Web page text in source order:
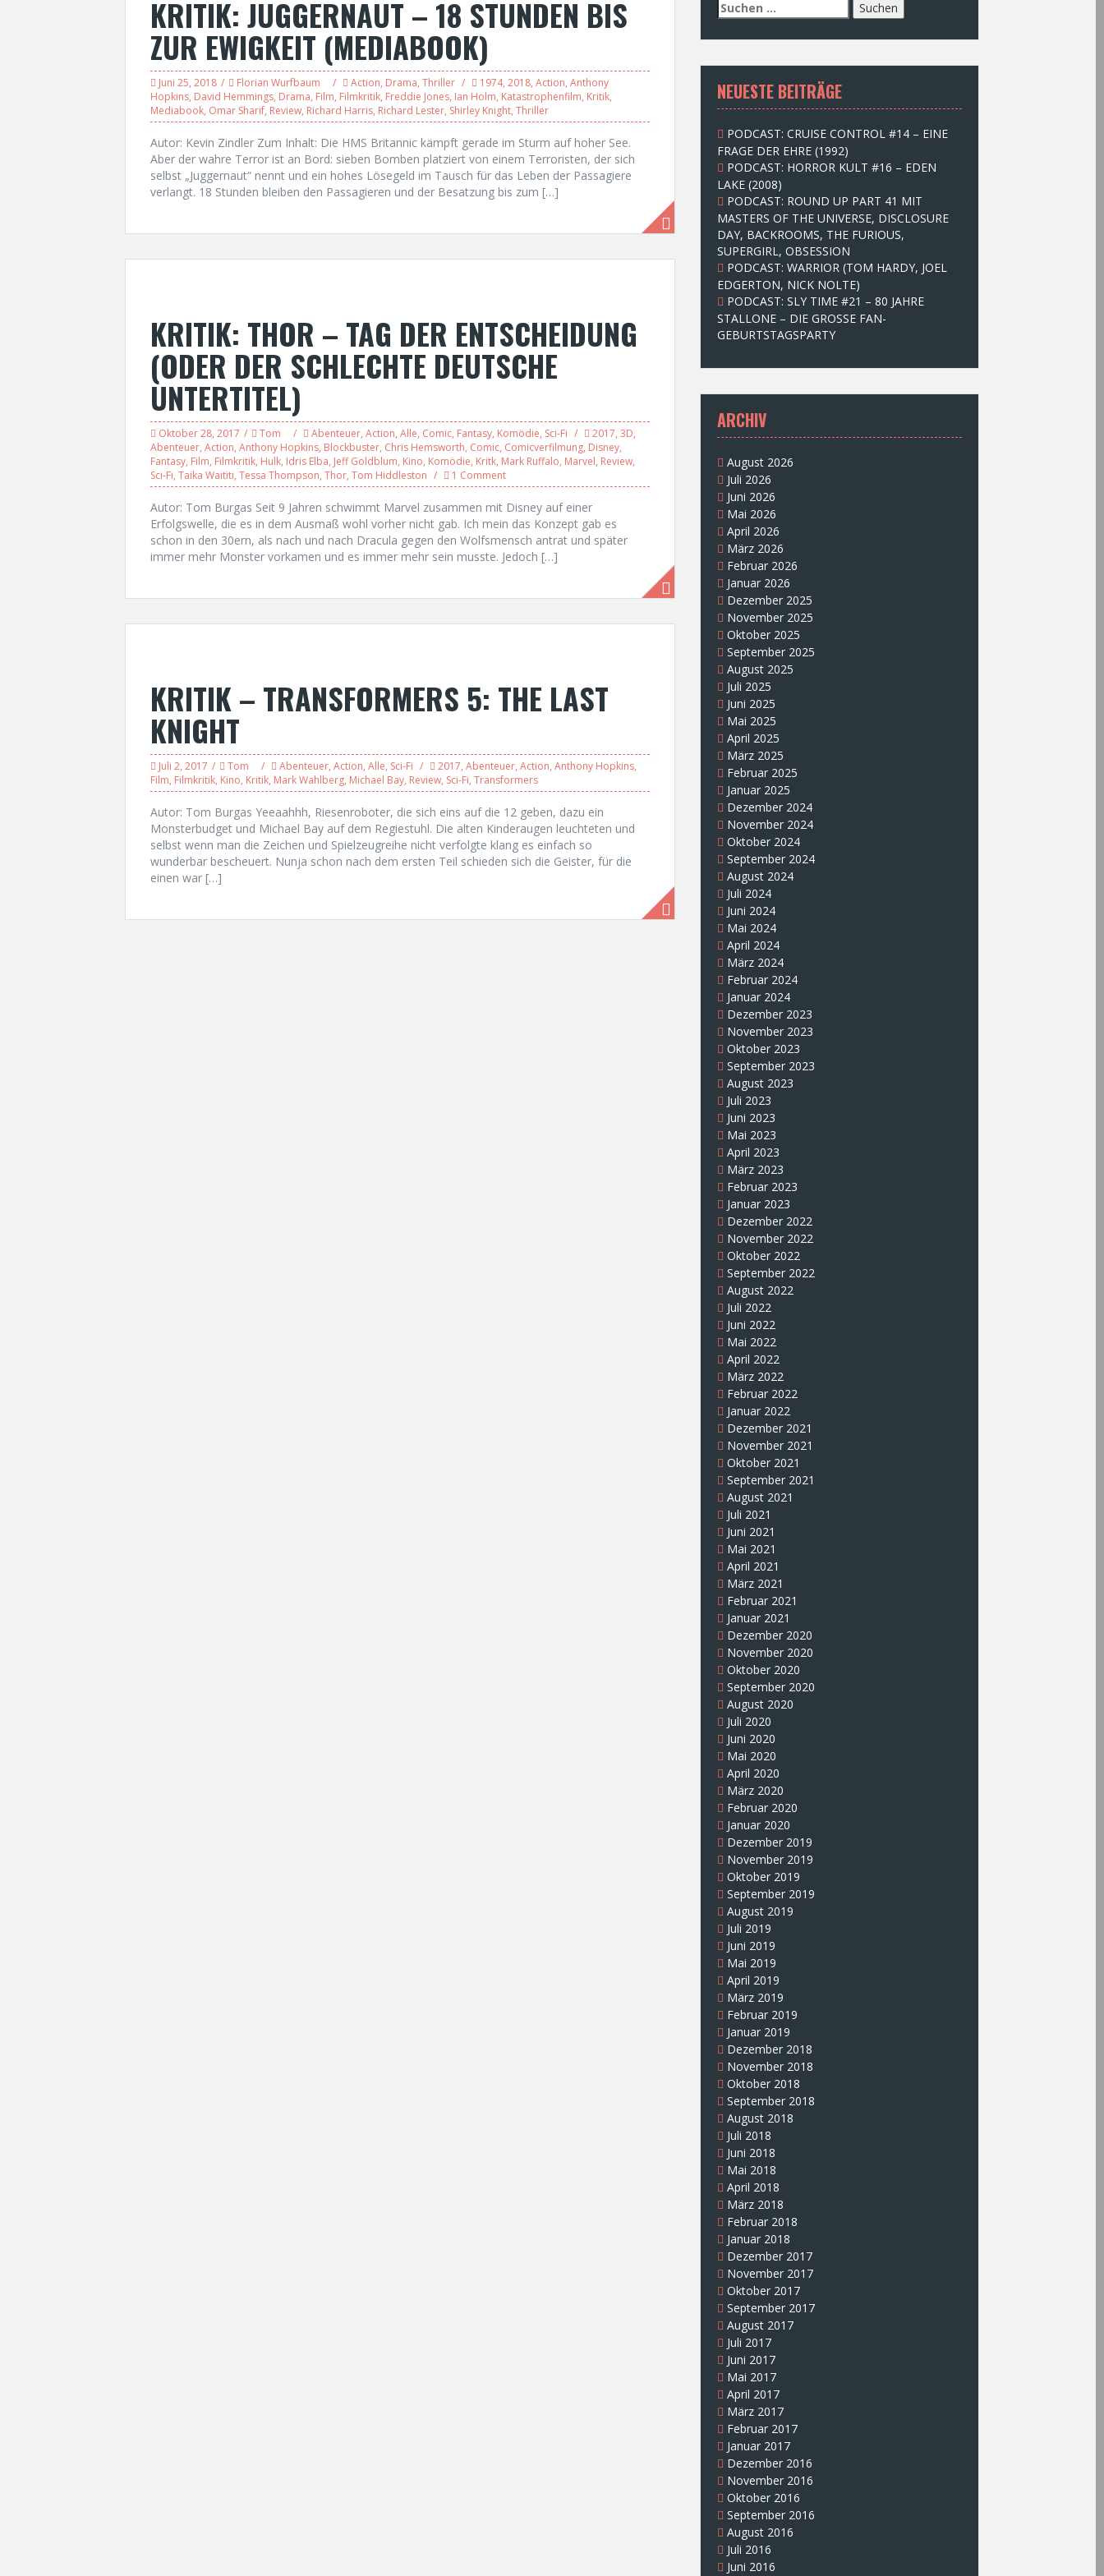
KRITIK: JUGGERNAUT – 18 STUNDEN BIS
ZUR EWIGKEIT (MEDIABOOK)
Juni 25, 2018 Florian Wurfbaum Action, Drama, Thriller 1974, 2018, Action, Anthony
Hopkins, David Hemmings, Drama, Film, Filmkritik, Freddie Jones, Ian Holm, Katastrophenfilm, Kritik,
Mediabook, Omar Sharif, Review, Richard Harris, Richard Lester, Shirley Knight, Thriller
Autor: Kevin Zindler Zum Inhalt: Die HMS Britannic kämpft gerade im Sturm auf hoher See.
Aber der wahre Terror ist an Bord: sieben Bomben platziert von einem Terroristen, der sich
selbst „Juggernaut“ nennt und ein hohes Lösegeld im Tausch für das Leben der Passagiere
verlangt. 18 Stunden bleiben den Passagieren und der Besatzung bis zum […]
KRITIK: THOR – TAG DER ENTSCHEIDUNG
(ODER DER SCHLECHTE DEUTSCHE
UNTERTITEL)
Oktober 28, 2017 Tom Abenteuer, Action, Alle, Comic, Fantasy, Komödie, Sci-Fi 2017, 3D,
Abenteuer, Action, Anthony Hopkins, Blockbuster, Chris Hemsworth, Comic, Comicverfilmung, Disney,
Fantasy, Film, Filmkritik, Hulk, Idris Elba, Jeff Goldblum, Kino, Komödie, Kritk, Mark Ruffalo, Marvel, Review,
Sci-Fi, Taika Waititi, Tessa Thompson, Thor, Tom Hiddleston 1 Comment
Autor: Tom Burgas Seit 9 Jahren schwimmt Marvel zusammen mit Disney auf einer
Erfolgswelle, die es in dem Ausmaß wohl vorher nicht gab. Ich mein das Konzept gab es
schon in den 30ern, als nach und nach Dracula gegen den Wolfsmensch antrat und später
immer mehr Monster vorkamen und es immer mehr sein musste. Jedoch […]
KRITIK – TRANSFORMERS 5: THE LAST
KNIGHT
Juli 2, 2017 Tom Abenteuer, Action, Alle, Sci-Fi 2017, Abenteuer, Action, Anthony Hopkins,
Film, Filmkritik, Kino, Kritik, Mark Wahlberg, Michael Bay, Review, Sci-Fi, Transformers
Autor: Tom Burgas Yeeaahhh, Riesenroboter, die sich eins auf die 12 geben, dazu ein
Monsterbudget und Michael Bay auf dem Regiestuhl. Die alten Kinderaugen leuchteten und
selbst wenn man die Zeichen und Spielzeugreihe nicht verfolgte klang es einfach so
wunderbar bescheuert. Nunja schon nach dem ersten Teil schieden sich die Geister, für die
einen war […]
S
u
c
e
n
n
c
h
:
NEUESTE BEITRÄGE
PODCAST: CRUISE CONTROL #14 – EINE
FRAGE DER EHRE (1992)
PODCAST: HORROR KULT #16 – EDEN
LAKE (2008)
PODCAST: ROUND UP PART 41 MIT
MASTERS OF THE UNIVERSE, DISCLOSURE
DAY, BACKROOMS, THE FURIOUS,
SUPERGIRL, OBSESSION
PODCAST: WARRIOR (TOM HARDY, JOEL
EDGERTON, NICK NOLTE)
PODCAST: SLY TIME #21 – 80 JAHRE
STALLONE – DIE GROSSE FAN-
GEBURTSTAGSPARTY
ARCHIV
August 2026
Juli 2026
Juni 2026
Mai 2026
April 2026
März 2026
Februar 2026
Januar 2026
Dezember 2025
November 2025
Oktober 2025
September 2025
August 2025
Juli 2025
Juni 2025
Mai 2025
April 2025
März 2025
Februar 2025
Januar 2025
Dezember 2024
November 2024
Oktober 2024
September 2024
August 2024
Juli 2024
Juni 2024
Mai 2024
April 2024
März 2024
Februar 2024
Januar 2024
Dezember 2023
November 2023
Oktober 2023
September 2023
August 2023
Juli 2023
Juni 2023
Mai 2023
April 2023
März 2023
Februar 2023
Januar 2023
Dezember 2022
November 2022
Oktober 2022
September 2022
August 2022
Juli 2022
Juni 2022
Mai 2022
April 2022
März 2022
Februar 2022
Januar 2022
Dezember 2021
November 2021
Oktober 2021
September 2021
August 2021
Juli 2021
Juni 2021
Mai 2021
April 2021
März 2021
Februar 2021
Januar 2021
Dezember 2020
November 2020
Oktober 2020
September 2020
August 2020
Juli 2020
Juni 2020
Mai 2020
April 2020
März 2020
Februar 2020
Januar 2020
Dezember 2019
November 2019
Oktober 2019
September 2019
August 2019
Juli 2019
Juni 2019
Mai 2019
April 2019
März 2019
Februar 2019
Januar 2019
Dezember 2018
November 2018
Oktober 2018
September 2018
August 2018
Juli 2018
Juni 2018
Mai 2018
April 2018
März 2018
Februar 2018
Januar 2018
Dezember 2017
November 2017
Oktober 2017
September 2017
August 2017
Juli 2017
Juni 2017
Mai 2017
April 2017
März 2017
Februar 2017
Januar 2017
Dezember 2016
November 2016
Oktober 2016
September 2016
August 2016
Juli 2016
Juni 2016